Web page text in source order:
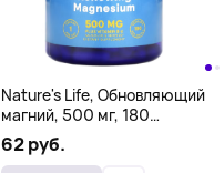
Nature's Life, Обновляющий
магний, 500 мг, 180
растительных капсул
62 руб.